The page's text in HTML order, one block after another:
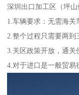
深圳出口加工区（坪
1.车辆要求：无需海
2.整个过程只需要两
3.关区政策开放，通关
4.对于进口是一般贸易